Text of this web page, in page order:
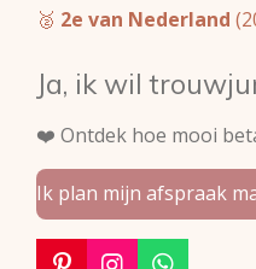
🥈 2e van Nederland
Ja, ik wil
❤️ Ontdek hoe mooi
Ik plan mijn afspraak